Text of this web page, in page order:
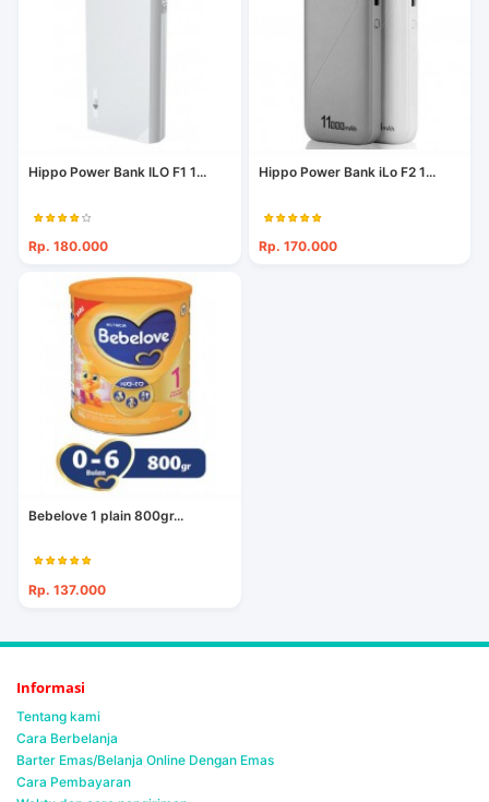
Hippo Power Bank ILO F1 1...
Rp. 180.000
Hippo Power Bank iLo F2 1...
Rp. 170.000
Bebelove 1 plain 800gr...
Rp. 137.000
Informasi
Tentang kami
Cara Berbelanja
Barter Emas/Belanja Online Dengan Emas
Cara Pembayaran